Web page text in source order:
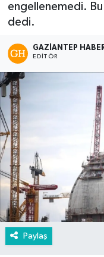
engellenemedi.
dedi.
GAZIANTEP
EDITÖR
Paylaş